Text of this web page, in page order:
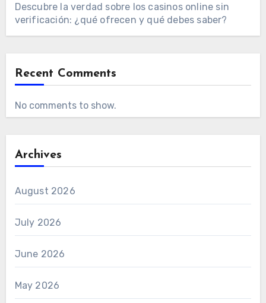
Descubre la verdad sobre los casinos online sin
verificación: ¿qué ofrecen y qué debes saber?
Recent Comments
No comments to show.
Archives
August 2026
July 2026
June 2026
May 2026